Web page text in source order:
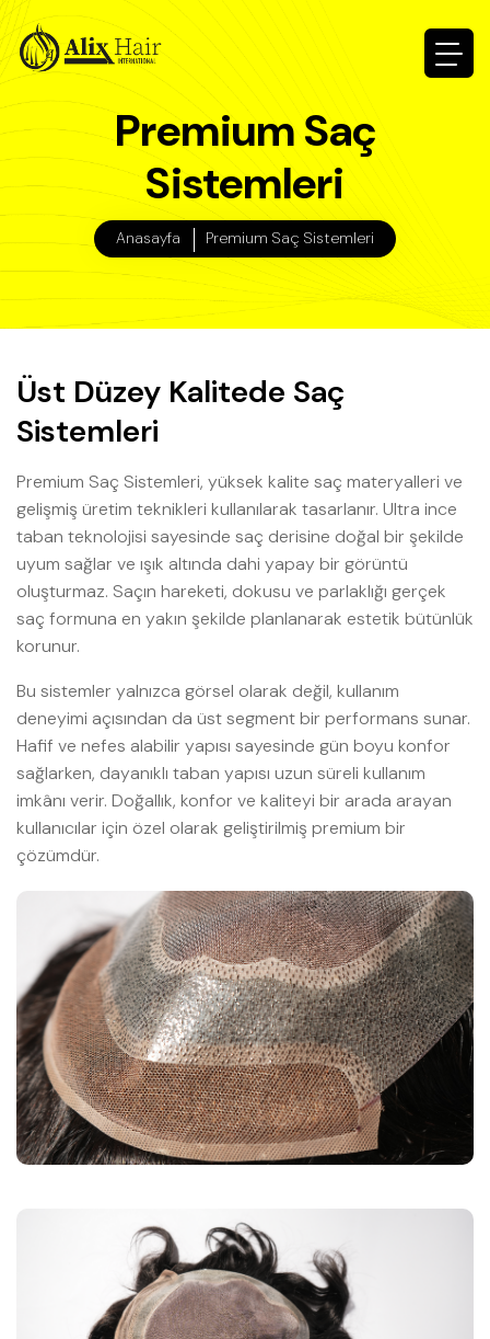
Premium Saç
Sistemleri
Anasayfa Premium Saç Sistemleri
Üst Düzey Kalitede Saç
Sistemleri
Premium Saç Sistemleri, yüksek kalite saç materyalleri ve
gelişmiş üretim teknikleri kullanılarak tasarlanır. Ultra ince
taban teknolojisi sayesinde saç derisine doğal bir şekilde
uyum sağlar ve ışık altında dahi yapay bir görüntü
oluşturmaz. Saçın hareketi, dokusu ve parlaklığı gerçek
saç formuna en yakın şekilde planlanarak estetik bütünlük
korunur.
Bu sistemler yalnızca görsel olarak değil, kullanım
deneyimi açısından da üst segment bir performans sunar.
Hafif ve nefes alabilir yapısı sayesinde gün boyu konfor
sağlarken, dayanıklı taban yapısı uzun süreli kullanım
imkânı verir. Doğallık, konfor ve kaliteyi bir arada arayan
kullanıcılar için özel olarak geliştirilmiş premium bir
çözümdür.